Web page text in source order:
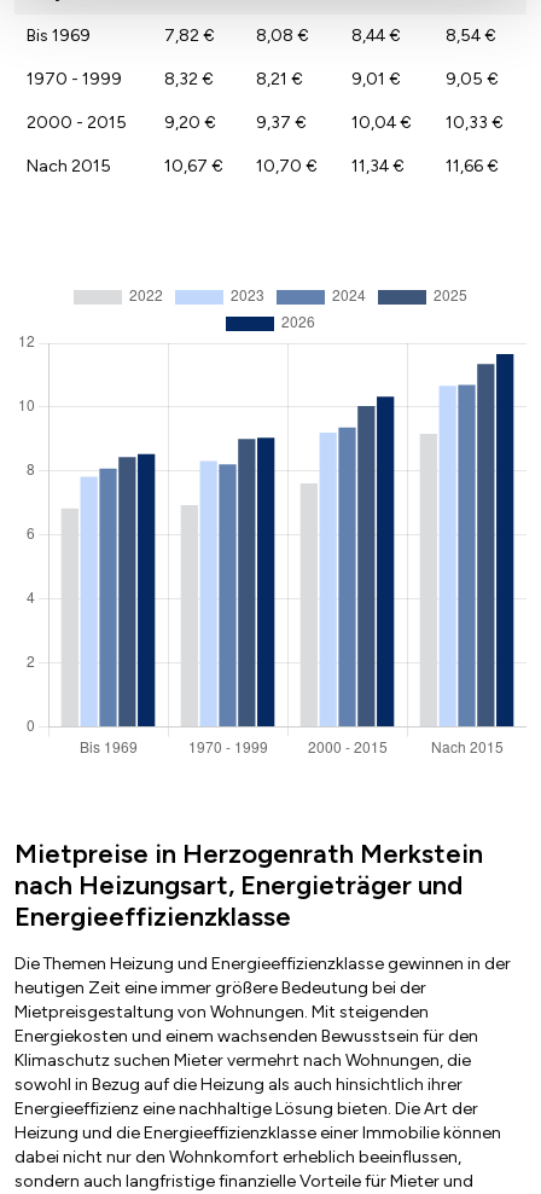
Bis 1969 7,82 € 8,08 € 8,44 € 8,54 €
1970 - 1999 8,32 € 8,21 € 9,01 € 9,05 €
2000 - 2015 9,20 € 9,37 € 10,04 € 10,33 €
Nach 2015 10,67 € 10,70 € 11,34 € 11,66 €
Mietpreise in Herzogenrath Merkstein
nach Heizungsart, Energieträger und
Energieeffizienzklasse
Die Themen Heizung und Energieeffizienzklasse gewinnen in der
heutigen Zeit eine immer größere Bedeutung bei der
Mietpreisgestaltung von Wohnungen. Mit steigenden
Energiekosten und einem wachsenden Bewusstsein für den
Klimaschutz suchen Mieter vermehrt nach Wohnungen, die
sowohl in Bezug auf die Heizung als auch hinsichtlich ihrer
Energieeffizienz eine nachhaltige Lösung bieten. Die Art der
Heizung und die Energieeffizienzklasse einer Immobilie können
dabei nicht nur den Wohnkomfort erheblich beeinflussen,
sondern auch langfristige finanzielle Vorteile für Mieter und